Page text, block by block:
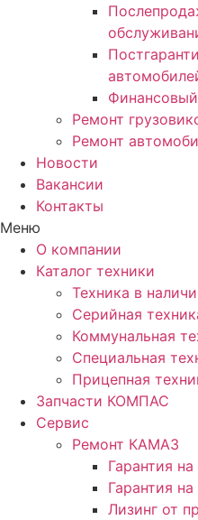
Ремонт
Ремонт
Новости
Вакансии
Контакты
Меню
О компании
Каталог техники
Техника в
Серийная
Коммунальная
Специальная
Прицепная
Запчасти КОМПАС
Сервис
Ремонт КАМАЗ
Гарантия
Гарантия
Лизинг от